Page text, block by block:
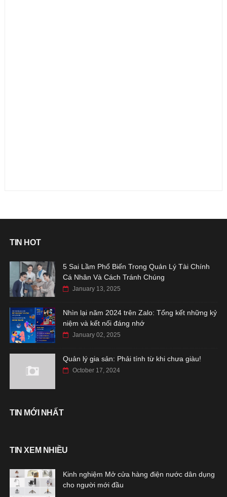
TIN HOT
5 Sai Lầm Phổ Biến Trong Quản Lý Tài Chính
Cá Nhân Và Cách Tránh Chúng
January 13, 2025
Nhìn lại năm 2024 trên Zalo: Tổng kết những kỷ
niệm và kết nối đáng nhớ
January 02, 2025
Quản lý gia sản: Phải tính từ khi chưa giàu!
October 17, 2024
TIN MỚI NHẤT
TIN XEM NHIỀU
Kinh nghiệm Mở cửa hàng điện nước dân dụng
cho người mới đầu